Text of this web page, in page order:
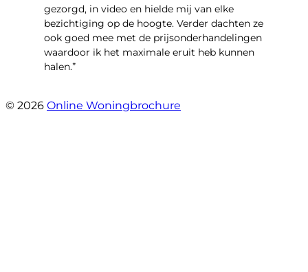
gezorgd, in video en hielde mij van elke
bezichtiging op de hoogte. Verder dachten ze
ook goed mee met de prijsonderhandelingen
waardoor ik het maximale eruit heb kunnen
halen.”
© 2026 Online Woningbrochure